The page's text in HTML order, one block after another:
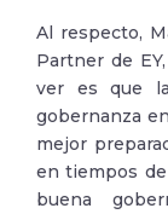
Al respecto,
Partner de
ver es que
gobernanza
mejor
en tiempos
buena